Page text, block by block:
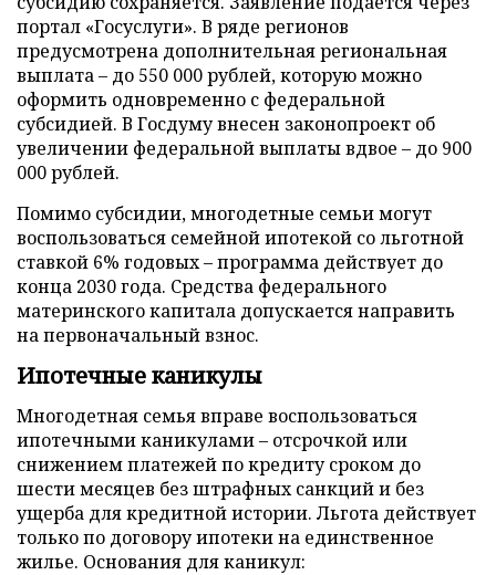
портал «Госуслуги». В ряде регионов
предусмотрена дополнительная региональная
выплата – до 550 000 рублей, которую можно
оформить одновременно с федеральной
субсидией. В Госдуму внесен законопроект об
увеличении федеральной выплаты вдвое – до 900
000 рублей.
Помимо субсидии, многодетные семьи могут
воспользоваться семейной ипотекой со льготной
ставкой 6% годовых – программа действует до
конца 2030 года. Средства федерального
материнского капитала допускается направить
на первоначальный взнос.
Ипотечные каникулы
Многодетная семья вправе воспользоваться
ипотечными каникулами – отсрочкой или
снижением платежей по кредиту сроком до
шести месяцев без штрафных санкций и без
ущерба для кредитной истории. Льгота действует
только по договору ипотеки на единственное
жилье. Основания для каникул: